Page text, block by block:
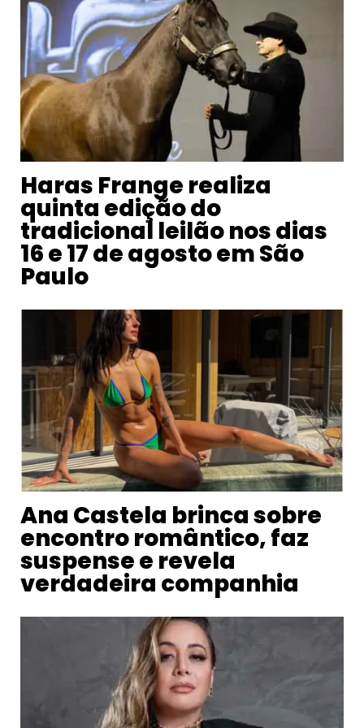
Haras Frange realiza
quinta edição do
tradicional leilão nos dias
16 e 17 de agosto em São
Paulo
Ana Castela brinca sobre
encontro romântico, faz
suspense e revela
verdadeira companhia